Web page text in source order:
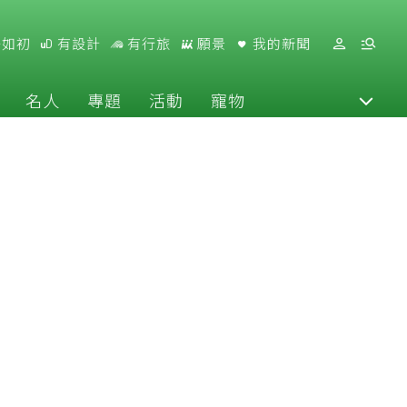
初 有設計 有行旅 願景 我的新聞
名人 專題 活動 寵物